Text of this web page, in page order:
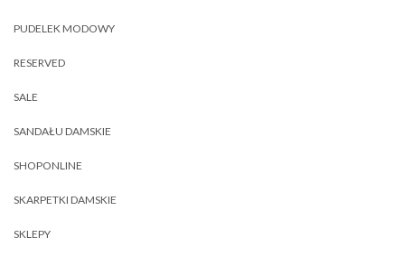
PUDELEK MODOWY
RESERVED
SALE
SANDAŁU DAMSKIE
SHOPONLINE
SKARPETKI DAMSKIE
SKLEPY